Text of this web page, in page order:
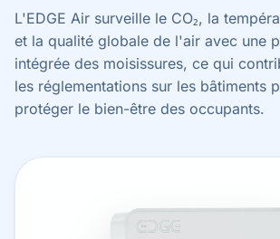
L'EDGE Air surveille le CO₂, la
et la qualité globale de l'air avec une
intégrée des moisissures, ce qui
les réglementations sur les bâtiments
protéger le bien-être des occupants.